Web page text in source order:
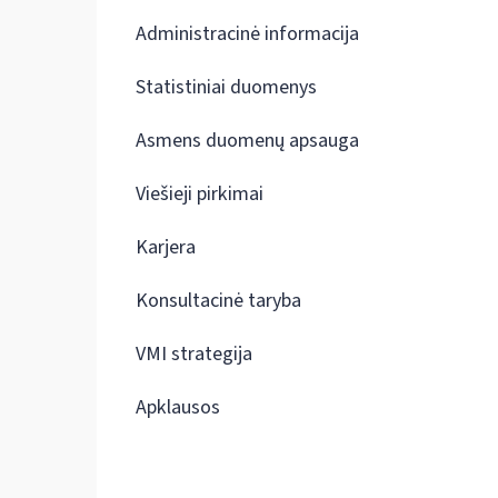
Administracinė informacija
Statistiniai duomenys
Asmens duomenų apsauga
Viešieji pirkimai
Karjera
Konsultacinė taryba
VMI strategija
Apklausos